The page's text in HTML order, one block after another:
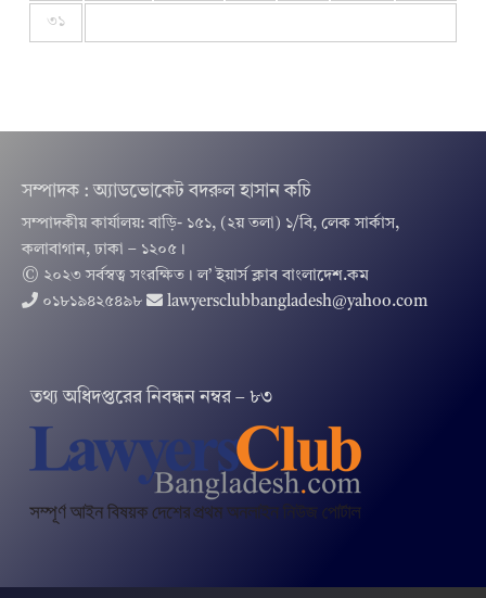
৩১
সম্পাদক : অ্যাডভোকেট বদরুল হাসান কচি
সম্পাদকীয় কার্যালয়: বাড়ি- ১৫১, (২য় তলা) ১/বি, লেক সার্কাস,
কলাবাগান, ঢাকা – ১২০৫।
© ২০২৩ সর্বস্বত্ব সংরক্ষিত । ল’ ইয়ার্স ক্লাব বাংলাদেশ.কম
০১৮১৯৪২৫৪৯৮
lawyersclubbangladesh@yahoo.com
তথ‌্য অ‌ধিদপ্ত‌রের নিবন্ধন নম্বর – ৮৩